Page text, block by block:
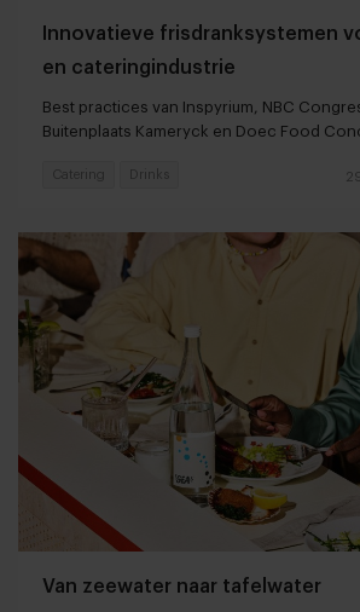
Innovatieve frisdranksystemen
en cateringindustrie
Best practices van Inspyrium, NBC
Buitenplaats Kameryck en Doec Food
Catering Drinks
Van zeewater naar tafelwater